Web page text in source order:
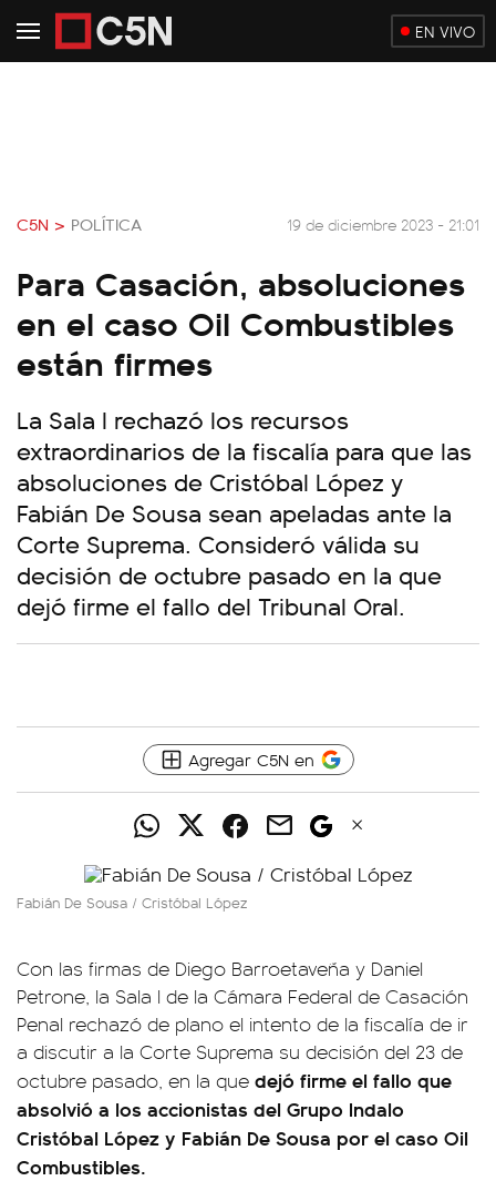
EN VIVO
C5N > POLÍTICA 19 de diciembre 2023 - 21:01
Para Casación, absoluciones
en el caso Oil Combustibles
están firmes
La Sala I rechazó los recursos
extraordinarios de la fiscalía para que las
absoluciones de Cristóbal López y
Fabián De Sousa sean apeladas ante la
Corte Suprema. Consideró válida su
decisión de octubre pasado en la que
dejó firme el fallo del Tribunal Oral.
Agregar C5N en
Fabián De Sousa / Cristóbal López
Con las firmas de Diego Barroetaveña y Daniel
Petrone, la Sala I de la Cámara Federal de Casación
Penal rechazó de plano el intento de la fiscalía de ir
a discutir a la Corte Suprema su decisión del 23 de
octubre pasado, en la que dejó firme el fallo que
absolvió a los accionistas del Grupo Indalo
Cristóbal López y Fabián De Sousa por el caso Oil
Combustibles.